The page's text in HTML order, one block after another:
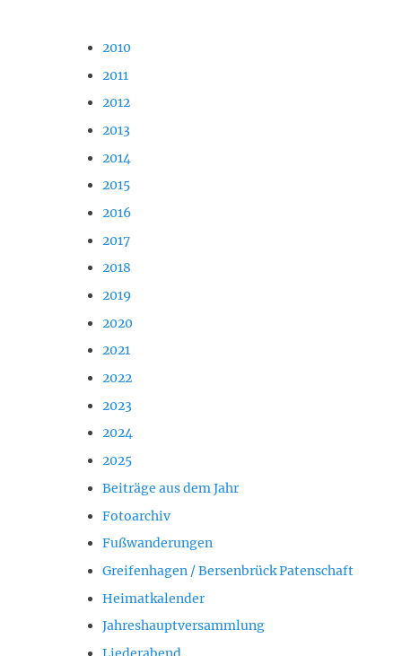
2010
2011
2012
2013
2014
2015
2016
2017
2018
2019
2020
2021
2022
2023
2024
2025
Beiträge aus dem Jahr
Fotoarchiv
Fußwanderungen
Greifenhagen / Bersenbrück Patenschaft
Heimatkalender
Jahreshauptversammlung